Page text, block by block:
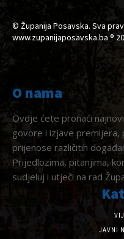
© Županija Posavska. Sva
www.zupanijaposavska.ba ®
O nama
Ovdje ćete pronaći
govore i izjave
prijenose različitih
Prijedlozima, pitanjima,
sudjeluj i utječi na rad
JAVNI